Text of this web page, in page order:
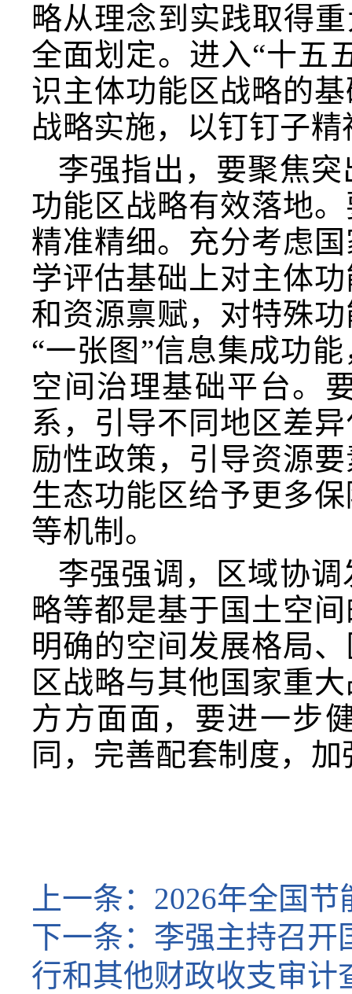
略从理念到实践取得
全面划定。进入“十五
识主体功能区战略的
战略实施，以钉钉子
李强指出，要聚焦
功能区战略有效落地
精准精细。充分考虑
学评估基础上对主体
和资源禀赋，对特殊
“一张图”信息集成功
空间治理基础平台。
系，引导不同地区差
励性政策，引导资源
生态功能区给予更多
等机制。
李强强调，区域协
略等都是基于国土空
明确的空间发展格局
区战略与其他国家重
方方面面，要进一步
同，完善配套制度，
上一条： 2026年全国
下一条： 李强主持召开
行和其他财政收支审计